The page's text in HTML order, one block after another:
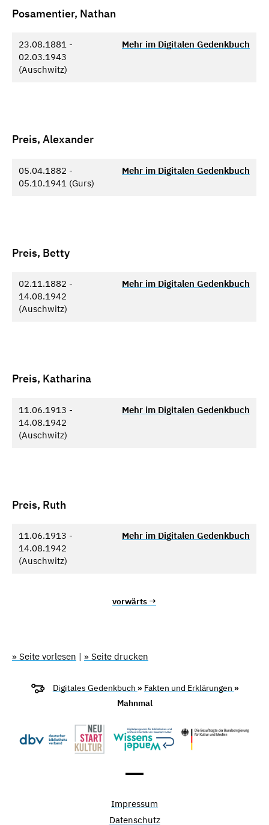
Posamentier, Nathan
23.08.1881 -
02.03.1943
(Auschwitz)
Mehr im Digitalen Gedenkbuch
Preis, Alexander
05.04.1882 -
05.10.1941 (Gurs)
Mehr im Digitalen Gedenkbuch
Preis, Betty
02.11.1882 -
14.08.1942
(Auschwitz)
Mehr im Digitalen Gedenkbuch
Preis, Katharina
11.06.1913 -
14.08.1942
(Auschwitz)
Mehr im Digitalen Gedenkbuch
Preis, Ruth
11.06.1913 -
14.08.1942
(Auschwitz)
Mehr im Digitalen Gedenkbuch
vorwärts →
» Seite vorlesen | » Seite drucken
Digitales Gedenkbuch » Fakten und Erklärungen »
Mahnmal
Impressum
Datenschutz